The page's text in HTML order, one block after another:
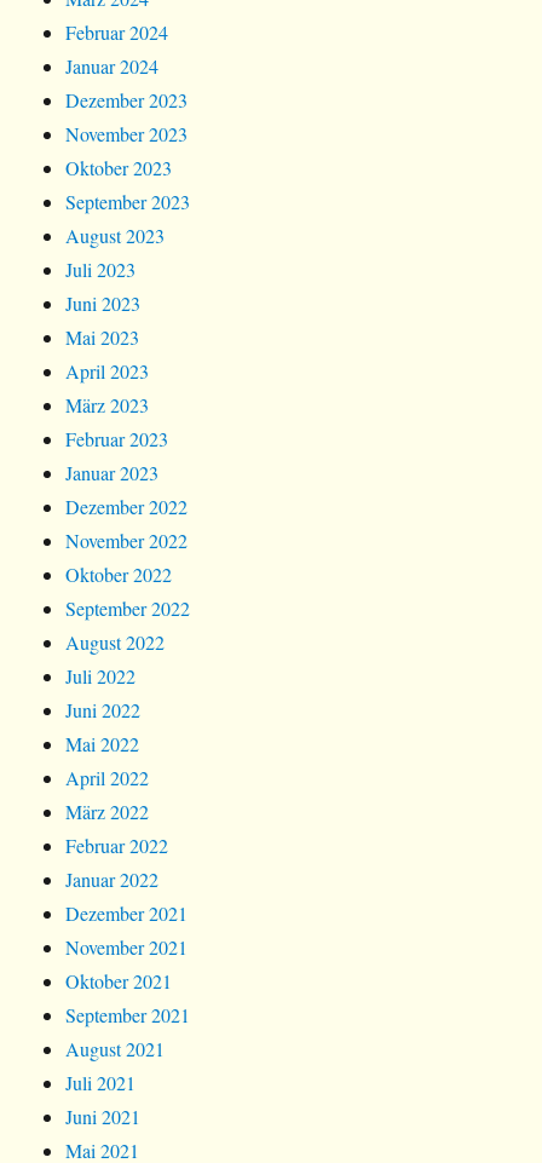
Februar 2024
Januar 2024
Dezember 2023
November 2023
Oktober 2023
September 2023
August 2023
Juli 2023
Juni 2023
Mai 2023
April 2023
März 2023
Februar 2023
Januar 2023
Dezember 2022
November 2022
Oktober 2022
September 2022
August 2022
Juli 2022
Juni 2022
Mai 2022
April 2022
März 2022
Februar 2022
Januar 2022
Dezember 2021
November 2021
Oktober 2021
September 2021
August 2021
Juli 2021
Juni 2021
Mai 2021